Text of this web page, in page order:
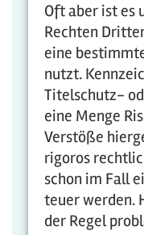
Oft aber ist es
Rechten
eine
nutzt.
Titelschutz-
eine Menge
Verstöße
rigoros
schon im Fall
teuer werden.
der Regel